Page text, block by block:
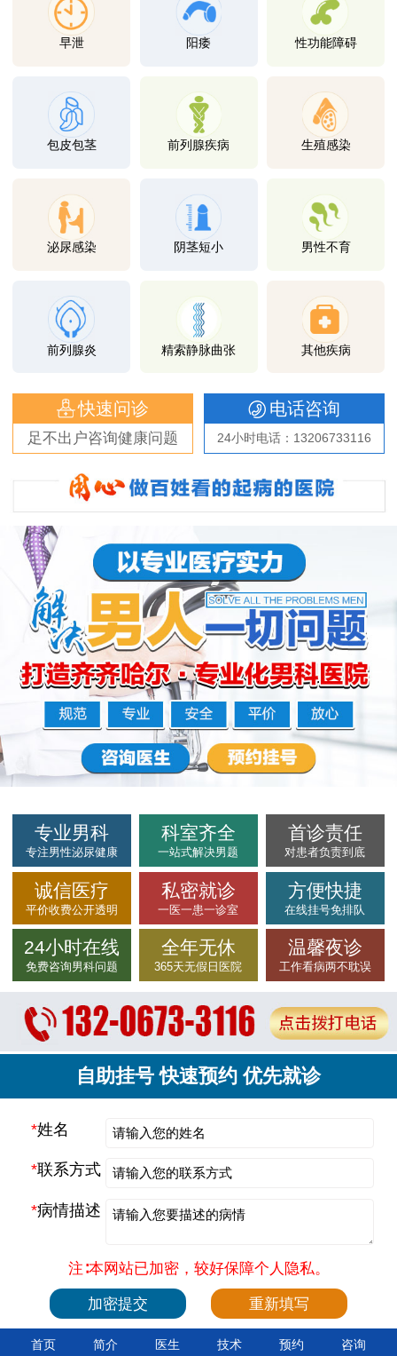
早泄 阳痿 性功能障碍
包皮包茎 前列腺疾病 生殖感染
泌尿感染 阴茎短小 男性不育
前列腺炎 精索静脉曲张 其他疾病
快速问诊
足不出户咨询健康问题
电话咨询
24小时电话：13206733116
专业男科
专注男性泌尿健康
科室齐全
一站式解决男题
首诊责任
对患者负责到底
诚信医疗
平价收费公开透明
私密就诊
一医一患一诊室
方便快捷
在线挂号免排队
24小时在线
免费咨询男科问题
全年无休
365天无假日医院
温馨夜诊
工作看病两不耽误
自助挂号 快速预约 优先就诊
*姓名
*联系方式
*病情描述
注∶本网站已加密，较好保障个人隐私。
首页 简介 医生 技术 预约 咨询